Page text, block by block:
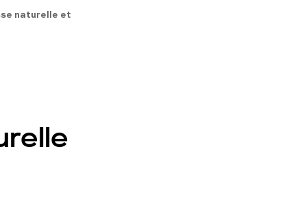
FAQ complète
naturelle et